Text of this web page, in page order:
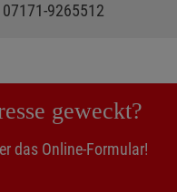
9265512
geweckt?
das Online-Formular!